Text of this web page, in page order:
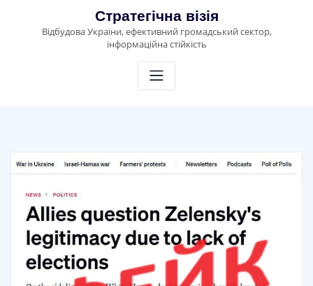
Стратегічна візія
Відбудова України, ефективний громадський сектор,
інформаційна стійкість